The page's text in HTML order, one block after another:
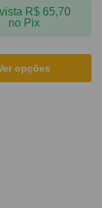
R$65,70
no Pix
opções